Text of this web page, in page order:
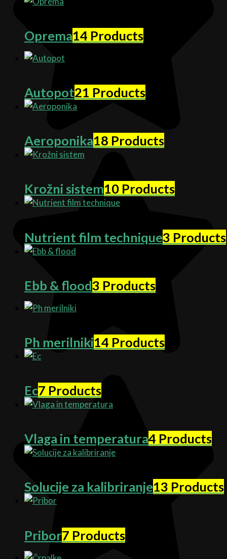
Oprema14 Products
Autopot21 Products
Aeroponika18 Products
Krožni sistem10 Products
Nutrient film technique3 Products
Ebb & flood3 Products
Ph merilniki14 Products
Ec7 Products
Vlaga in temperatura4 Products
Solucije za kalibriranje13 Products
Pribor7 Products